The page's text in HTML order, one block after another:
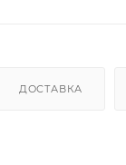
ДОСТАВКА